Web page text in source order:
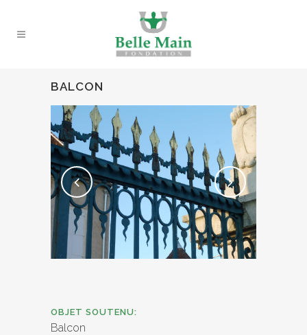
BALCON
OBJET SOUTENU:
Balcon